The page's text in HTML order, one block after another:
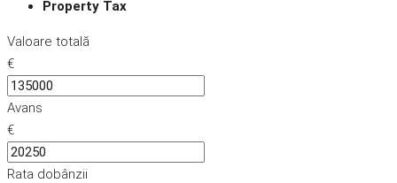
Property Tax
Valoare totală
€
Avans
€
Rata dobânzii